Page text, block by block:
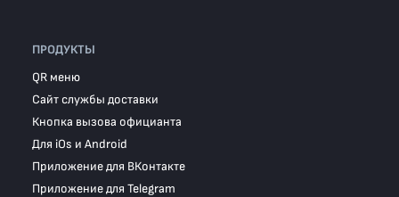
ПРОДУКТЫ
QR меню
Сайт службы доставки
Кнопка вызова официанта
Для iOs и Android
Приложение для ВКонтакте
Приложение для Telegram